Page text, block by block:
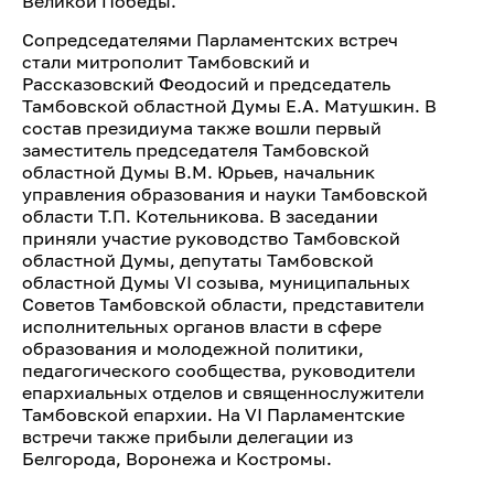
Сопредседателями Парламентских встреч
стали митрополит Тамбовский и
Рассказовский Феодосий и председатель
Тамбовской областной Думы Е.А. Матушкин. В
состав президиума также вошли первый
заместитель председателя Тамбовской
областной Думы В.М. Юрьев, начальник
управления образования и науки Тамбовской
области Т.П. Котельникова. В заседании
приняли участие руководство Тамбовской
областной Думы, депутаты Тамбовской
областной Думы VI созыва, муниципальных
Советов Тамбовской области, представители
исполнительных органов власти в сфере
образования и молодежной политики,
педагогического сообщества, руководители
епархиальных отделов и священнослужители
Тамбовской епархии. На VI Парламентские
встречи также прибыли делегации из
Белгорода, Воронежа и Костромы.